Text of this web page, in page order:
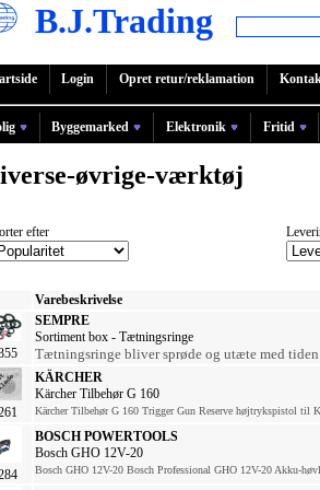
B.J.Trading
Login Opret retur/reklamation
Byggemarked Elektronik Fritid
øvrige-værktøj
efter
Varebeskrivelse
SEMPRE
Sortiment box - Tætningsringe
Tætningsringe bliver sprøde og utæte med
KÄRCHER
Kärcher Tilbehør G 160
Kärcher Tilbehør G 160 Trigger Gun Reserve højtrykspistol til
BOSCH POWERTOOLS
Bosch GHO 12V-20
Bosch GHO 12V-20 Bosch Professional GHO 12V-20 Akku-